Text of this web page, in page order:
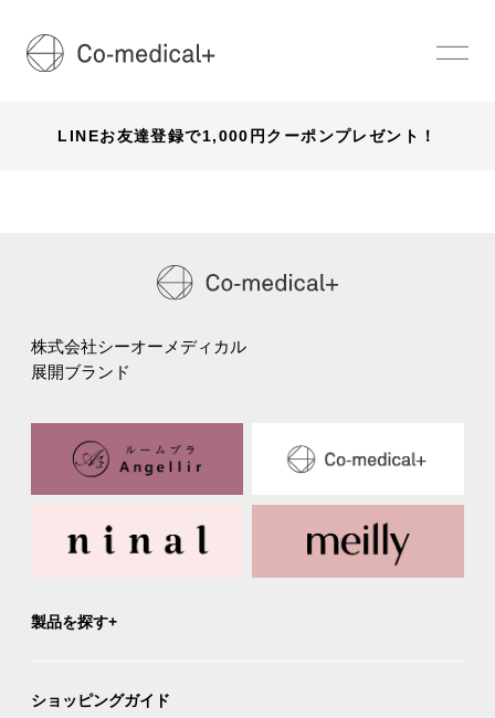
LINEお友達登録で1,000円クーポンプレゼント！
株式会社シーオーメディカル
展開ブランド
製品を探す
ショッピングガイド